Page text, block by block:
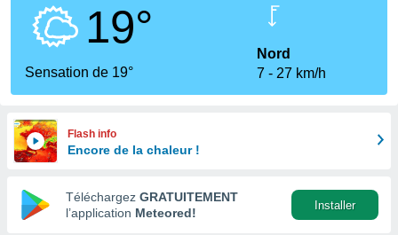
en
19°
Sensation de 19°
Nord
7
27 km/h
Flash info
Encore de la chaleur !
Téléchargez GRATUITEMENT
l’application Meteored!
Installer